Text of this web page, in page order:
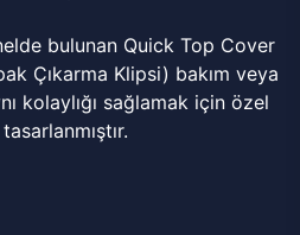
bulunan Quick Top Cover
Çıkarma Klipsi) bakım veya
kolaylığı sağlamak için özel